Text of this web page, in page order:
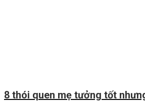
8 thói quen mẹ tưởng tốt